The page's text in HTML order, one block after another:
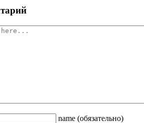
name (обязательно)